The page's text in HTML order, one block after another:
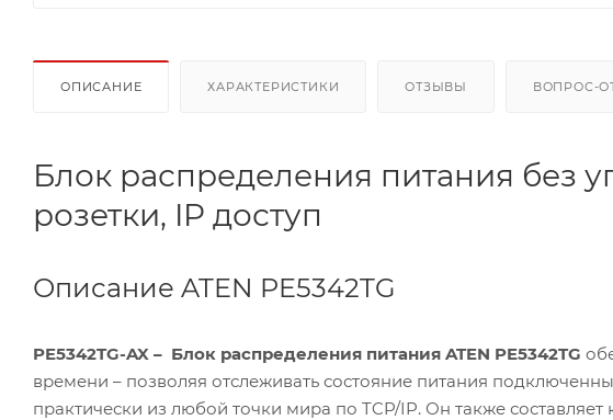
ОПИСАНИЕ ХАРАКТЕРИСТИКИ ОТЗЫВЫ ВОПРОС-
Блок распределения питания без
розетки, IP доступ
Описание ATEN PE5342TG
PE5342TG-AX – Блок распределения питания ATEN PE5342TG
времени – позволяя отслеживать состояние питания
практически из любой точки мира по TCP/IP. Он также